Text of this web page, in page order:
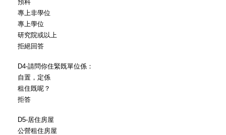
預科
專上非學位
專上學位
研究院或以上
拒絕回答
D4-請問你住緊既單位係：
自置，定係
租住既呢？
拒答
D5-居住房屋
公營租住房屋